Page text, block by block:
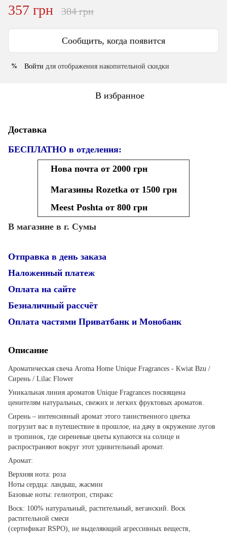
357 грн 384 грн
Сообщить, когда появится
% Войти для отображения накопительной скидки
В избранное
Доставка
БЕСПЛАТНО в отделения:
Нова почта от 2000 грн
Магазины Rozetka от 1500 грн
Meest Poshta от 800 грн
В магазине в г. Сумы
Отправка в день заказа
Наложенный платеж
Оплата на сайте
Безналичный рассчёт
Оплата частями Приватбанк и Монобанк
Описание
Ароматическая свеча Aroma Home Unique Fragrances - Kwiat Bzu /
Сирень / Lilac Flower
Уникальная линия ароматов Unique Fragrances посвящена
ценителям натуральных, свежих и легких фруктовых ароматов.
Сирень – интенсивный аромат этого таинственного цветка
погрузит вас в путешествие в прошлое, на дачу в окружение лугов
и тропинок, где сиреневые цветы купаются на солнце и
распространяют вокруг этот удивительный аромат.
Аромат:
Верхняя нота: роза
Ноты сердца: ландыш, жасмин
Базовые ноты: гелиотроп, стиракс
Воск: 100% натуральный, растительный, веганский. Воск
растительной смеси
(сертификат RSPO), не выделяющий агрессивных веществ,